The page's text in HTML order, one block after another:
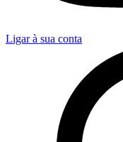
Ligar à sua conta